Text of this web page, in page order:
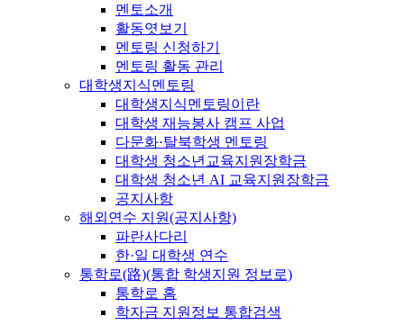
멘토소개
활동엿보기
멘토링 신청하기
멘토링 활동 관리
대학생지식멘토링
대학생지식멘토링이란
대학생 재능봉사 캠프 사업
다문화·탈북학생 멘토링
대학생 청소년교육지원장학금
대학생 청소년 AI 교육지원장학금
공지사항
해외연수 지원(공지사항)
파란사다리
한·일 대학생 연수
통학로(路)(통합 학생지원 정보로)
통학로 홈
학자금 지원정보 통합검색